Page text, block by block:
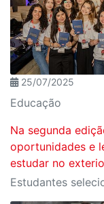
25/07/2025
Educação
Na segunda
oportunidades e
estudar no